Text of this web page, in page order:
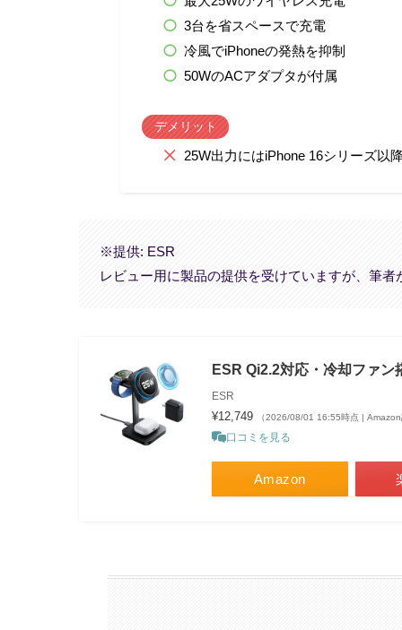
3台を省スペースで充電
冷風でiPhoneの発熱を抑制
50WのACアダプタが付属
デメリット
25W出力にはiPhone 16シリーズ以
※提供: ESR
レビュー用に製品の提供を受けていますが、筆
ESR Qi2.2対応・冷却ファン
ESR
¥12,749 （2026/08/01 16:55時点 |
口コミを見る
Amazon